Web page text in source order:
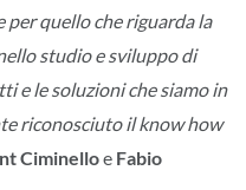
per quello che riguarda la
studio e sviluppo di
e le soluzioni che siamo in
riconosciuto il know how
Ciminelloe Fabio